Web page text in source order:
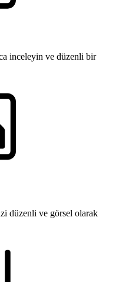
inceleyin ve düzenli bir
düzenli ve görsel olarak